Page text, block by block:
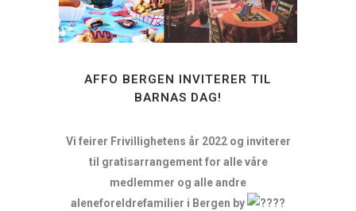
AFFO BERGEN INVITERER TIL
BARNAS DAG!
Vi feirer Frivillighetens år 2022 og inviterer
til gratisarrangement for alle våre
medlemmer og alle andre
aleneforeldrefamilier i Bergen by